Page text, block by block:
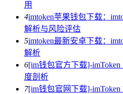
用
4imtoken苹果钱包下载：
解析与风险评估
5imtoken最新安卓下载：
解析
6[im钱包官方下载]-
度剖析
7[im钱包官网下载]-